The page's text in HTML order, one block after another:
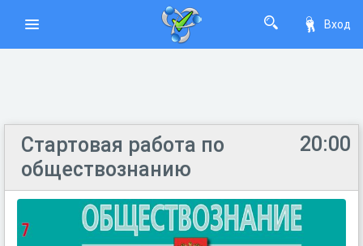
Вход
20:00
Стартовая работа по
обществознанию